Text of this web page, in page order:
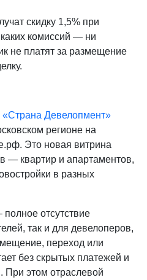
скидку 1,5% при
комиссий — ни
не платят за размещение
«Страна Девелопмент»
регионе на
Это новая витрина
— квартир и апартаментов,
в разных
отсутствие
так и для девелоперов,
переход или
без скрытых платежей и
При этом отраслевой